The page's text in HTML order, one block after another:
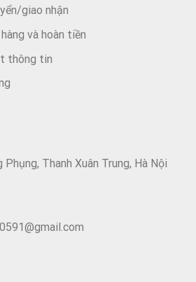
Thanh Xuân Trung, Hà Nội
giao nhận
và hoàn tiền
thông tin